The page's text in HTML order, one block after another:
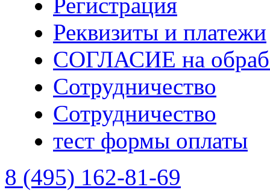
Реквизиты и платежи
СОГЛАСИЕ на
Сотрудничество
Сотрудничество
тест формы оплаты
8 (495) 162-81-69